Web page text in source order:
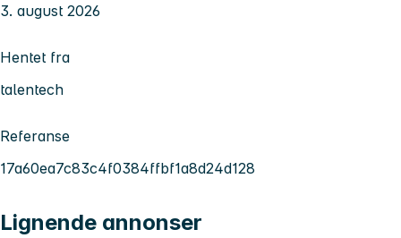
3. august 2026
Hentet fra
talentech
Referanse
17a60ea7c83c4f0384ffbf1a8d24d128
Lignende annonser